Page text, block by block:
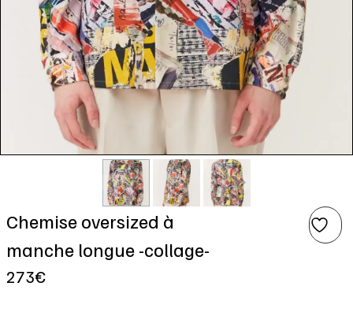
Chemise oversized à
manche longue -collage-
273€